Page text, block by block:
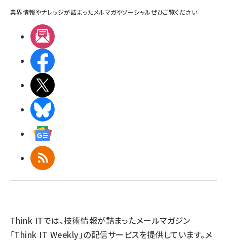
業界情報やナレッジが詰まったメルマガやソーシャルぜひご覧ください
RSS
Think ITでは、技術情報が詰まったメールマガジン
「Think IT Weekly」の配信サービスを提供しています。メ